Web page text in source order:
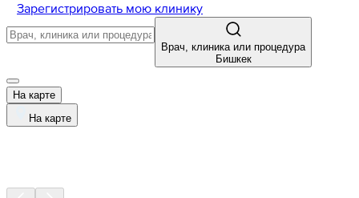
Зарегистрировать мою клинику
Врач, клиника или процедура
Бишкек
На карте
На карте